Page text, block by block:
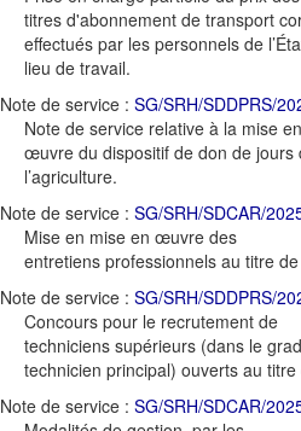
titres d'abonnement de transport
effectués par les personnels de
lieu de travail.
Note de service : SG/SRH/SDDPRS/
Note de service relative à la mise en
œuvre du dispositif de don de
l’agriculture.
Note de service : SG/SRH/SDCAR/
Mise en mise en œuvre des
entretiens professionnels au titre
Note de service : SG/SRH/SDDPRS/
Concours pour le recrutement de
techniciens supérieurs (dans le
technicien principal) ouverts au
Note de service : SG/SRH/SDCAR/